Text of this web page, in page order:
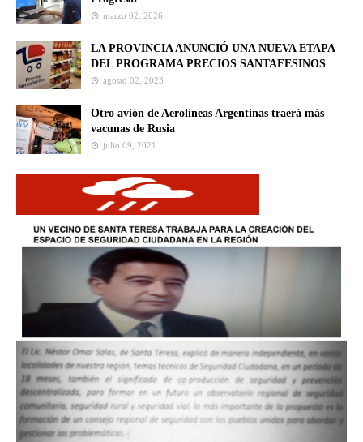
marzo 02, 2026
LA PROVINCIA ANUNCIÓ UNA NUEVA ETAPA
DEL PROGRAMA PRECIOS SANTAFESINOS
agosto 02, 2023
Otro avión de Aerolíneas Argentinas traerá más
vacunas de Rusia
julio 09, 2021